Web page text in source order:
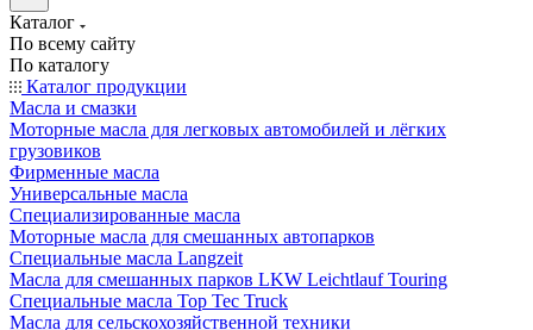
Каталог
По всему сайту
По каталогу
Каталог продукции
Масла и смазки
Моторные масла для легковых автомобилей и лёгких
грузовиков
Фирменные масла
Универсальные масла
Специализированные масла
Моторные масла для смешанных автопарков
Специальные масла Langzeit
Масла для смешанных парков LKW Leichtlauf Touring
Специальные масла Top Tec Truck
Масла для сельскохозяйственной техники